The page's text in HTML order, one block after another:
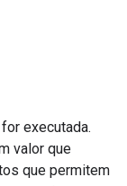
executada.
valor que
que permitem